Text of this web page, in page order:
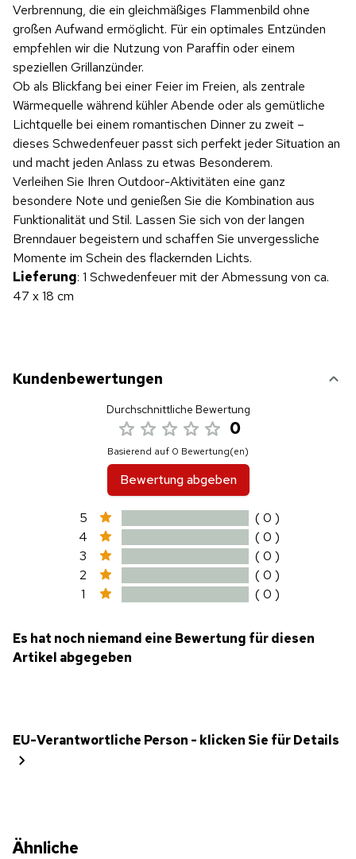
Verbrennung, die ein gleichmäßiges Flammenbild ohne
großen Aufwand ermöglicht. Für ein optimales Entzünden
empfehlen wir die Nutzung von Paraffin oder einem
speziellen Grillanzünder.
Ob als Blickfang bei einer Feier im Freien, als zentrale
Wärmequelle während kühler Abende oder als gemütliche
Lichtquelle bei einem romantischen Dinner zu zweit –
dieses Schwedenfeuer passt sich perfekt jeder Situation an
und macht jeden Anlass zu etwas Besonderem.
Verleihen Sie Ihren Outdoor-Aktivitäten eine ganz
besondere Note und genießen Sie die Kombination aus
Funktionalität und Stil. Lassen Sie sich von der langen
Brenndauer begeistern und schaffen Sie unvergessliche
Momente im Schein des flackernden Lichts.
Lieferung: 1 Schwedenfeuer mit der Abmessung von ca.
47 x 18 cm
Kundenbewertungen
Durchschnittliche Bewertung
0
Basierend auf 0 Bewertung(en)
Bewertung abgeben
5
( 0 )
4
( 0 )
3
( 0 )
2
( 0 )
1
( 0 )
Es hat noch niemand eine Bewertung für diesen
Artikel abgegeben
EU-Verantwortliche Person - klicken Sie für Details
Ähnliche